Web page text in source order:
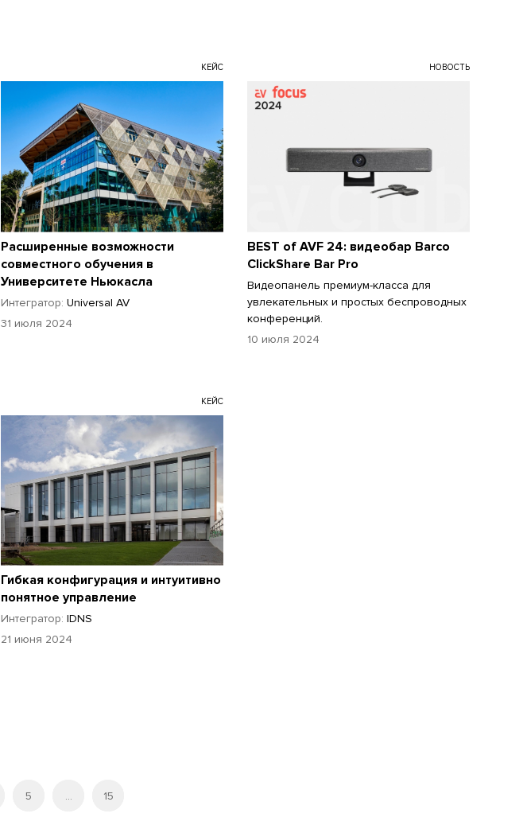
КЕЙС
Расширенные возможности
совместного обучения в
Университете Ньюкасла
Интегратор: Universal AV
31 июля 2024
НОВОСТЬ
BEST of AVF 24: видеобар Barco
ClickShare Bar Pro
Видеопанель премиум-класса для
увлекательных и простых беспроводных
конференций.
10 июля 2024
КЕЙС
Гибкая конфигурация и интуитивно
понятное управление
Интегратор: IDNS
21 июня 2024
5 ... 15